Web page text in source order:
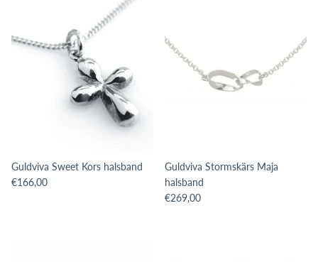
Guldviva Sweet Kors halsband
Translation missing: sv.products.product.price.regular_price
€166,00
Guldviva Stormskärs Maja
halsband
Translation missing:
€269,00